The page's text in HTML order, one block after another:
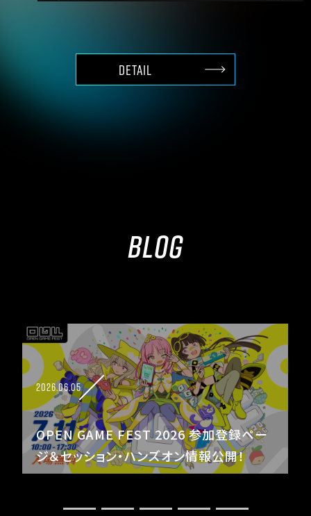
DETAIL
BLOG
2026.06.05
OPEN GAME FEST 2026 参加登録ペー
ジ＆セッション・ハンズオン情報公開！